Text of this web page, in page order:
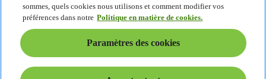
Politique de confidentialité
Politique en matière de cookies
Mentions légales
Informations légales supplémentaires
Politique en matière d'accessibilité
Paramètres des cookies
France - Français
sommes, quels cookies nous utilisons et comment modifier vos
préférences dans notre Politique en matière de cookies.
Paramètres des cookies